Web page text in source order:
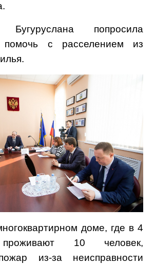
Бугуруслана попросила
помочь с расселением из
доме, где в 4
проживают 10 человек,
из-за неисправности